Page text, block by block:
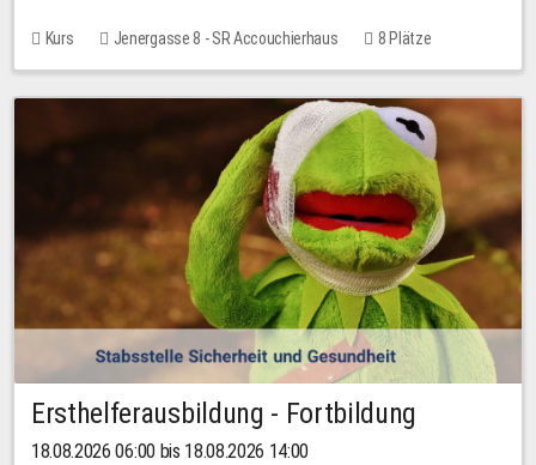
Kurs Jenergasse 8 - SR Accouchierhaus 8 Plätze
Ersthelferausbildung - Fortbildung
18.08.2026 06:00 bis 18.08.2026 14:00